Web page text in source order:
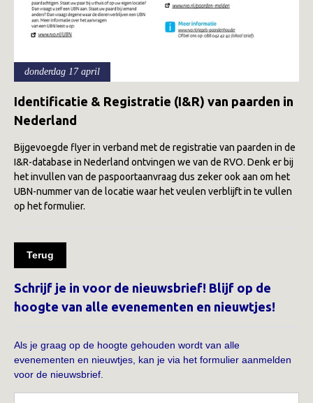
donderdag 17 april
Identificatie & Registratie (I&R) van paarden in
Nederland
Bijgevoegde flyer in verband met de registratie van paarden in de
I&R-database in Nederland ontvingen we van de RVO. Denk er bij
het invullen van de paspoortaanvraag dus zeker ook aan om het
UBN-nummer van de locatie waar het veulen verblijft in te vullen
op het formulier.
Terug
Schrijf je in voor de nieuwsbrief! Blijf op de
hoogte van alle evenementen en nieuwtjes!
Als je graag op de hoogte gehouden wordt van alle
evenementen en nieuwtjes, kan je via het formulier aanmelden
voor de nieuwsbrief.